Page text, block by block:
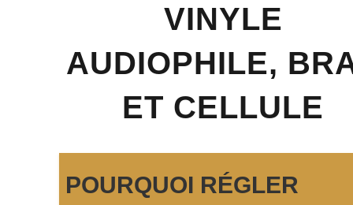
VINYLE
AUDIOPHILE,
ET CELLULE
POURQUOI RÉGLER